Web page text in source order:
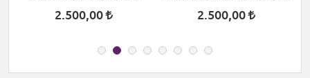
2.500,00 2.500,00